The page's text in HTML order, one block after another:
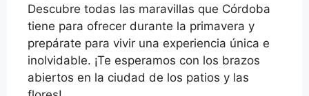
Descubre todas las maravillas que Córdoba
tiene para ofrecer durante la primavera y
prepárate para vivir una experiencia única e
inolvidable. ¡Te esperamos con los brazos
abiertos en la ciudad de los patios y las